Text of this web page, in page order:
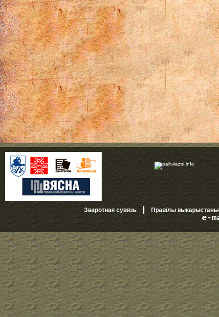
Зваротная сувязь|Правілы
e-